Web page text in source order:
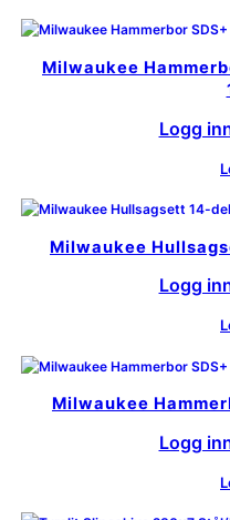
Milwaukee
Logg
Milwaukee
Logg
Milwaukee
Logg